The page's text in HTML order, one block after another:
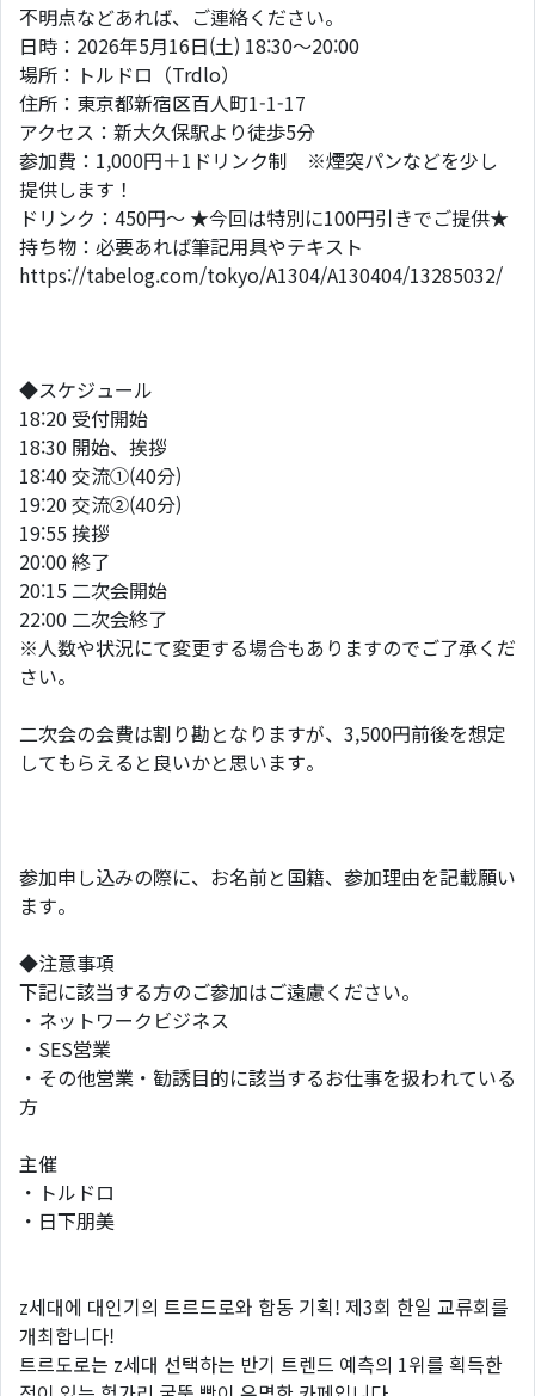
不明点などあれば、ご連絡ください。
日時：2026年5月16日(土) 18:30～20:00
場所：トルドロ（Trdlo）
住所：東京都新宿区百人町1-1-17
アクセス：新大久保駅より徒歩5分
参加費：1,000円＋1ドリンク制 ※煙突パンなどを少し
提供します！
ドリンク：450円～ ★今回は特別に100円引きでご提供★
持ち物：必要あれば筆記用具やテキスト
https://tabelog.com/tokyo/A1304/A130404/13285032/
◆スケジュール
18:20 受付開始
18:30 開始、挨拶
18:40 交流①(40分)
19:20 交流②(40分)
19:55 挨拶
20:00 終了
20:15 二次会開始
22:00 二次会終了
※人数や状況にて変更する場合もありますのでご了承くだ
さい。
二次会の会費は割り勘となりますが、3,500円前後を想定
してもらえると良いかと思います。
参加申し込みの際に、お名前と国籍、参加理由を記載願い
ます。
◆注意事項
下記に該当する方のご参加はご遠慮ください。
・ネットワークビジネス
・SES営業
・その他営業・勧誘目的に該当するお仕事を扱われている
方
主催
・トルドロ
・日下朋美
z세대에 대인기의 트르드로와 합동 기획! 제3회 한일 교류회를
개최합니다!
트르도로는 z세대 선택하는 반기 트렌드 예측의 1위를 획득한